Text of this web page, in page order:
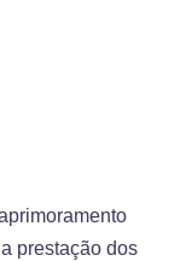
prestação dos